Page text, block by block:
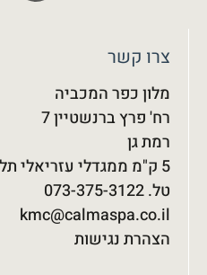
צרו קשר
מלון כפר המכביה
רח' פרץ ברנשטיין 7
רמת גן
5 ק"מ ממגדלי עזריאלי תל אביב
טל. 073-375-3122‬
kmc@calmaspa.co.il
הצהרת נגישות